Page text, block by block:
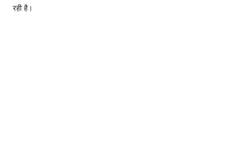
रही है।